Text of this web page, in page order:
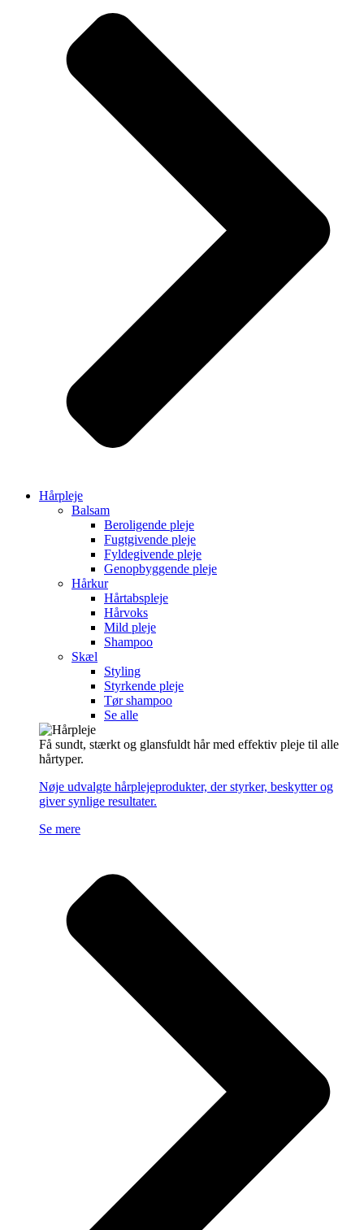
Hårpleje
Balsam
Beroligende pleje
Fugtgivende pleje
Fyldegivende pleje
Genopbyggende pleje
Hårkur
Hårtabspleje
Hårvoks
Mild pleje
Shampoo
Skæl
Styling
Styrkende pleje
Tør shampoo
Se alle
Få sundt, stærkt og glansfuldt hår med effektiv pleje til alle
hårtyper.
Nøje udvalgte hårplejeprodukter, der styrker, beskytter og
giver synlige resultater.
Se mere